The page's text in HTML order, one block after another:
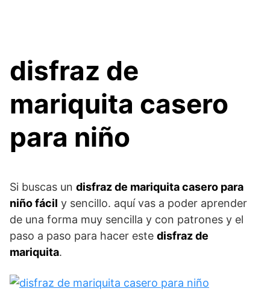
disfraz de
mariquita casero
para niño
Si buscas un disfraz de mariquita casero para
niño fácil y sencillo. aquí vas a poder aprender
de una forma muy sencilla y con patrones y el
paso a paso para hacer este disfraz de
mariquita.